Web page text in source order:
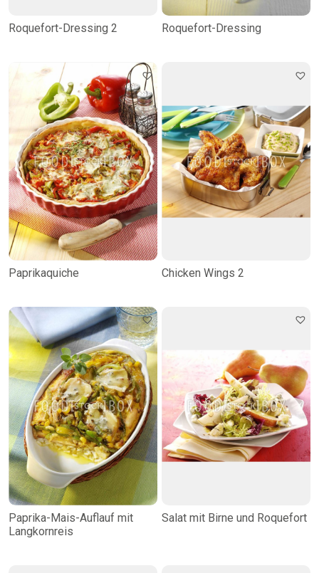
Roquefort-Dressing 2 Roquefort-Dressing
Paprikaquiche Chicken Wings 2
Paprika-Mais-Auflauf mit
Langkornreis
Salat mit Birne und Roquefort